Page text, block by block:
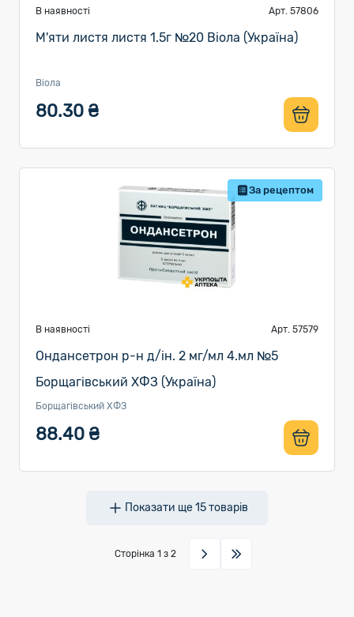
В наявності Арт. 57806
М'яти листя листя 1.5г №20 Віола (Україна)
Віола
80.30 ₴
За рецептом
В наявності Арт. 57579
Ондансетрон р-н д/ін. 2 мг/мл 4.мл №5
Борщагівський ХФЗ (Україна)
Борщагівський ХФЗ
88.40 ₴
Показати ще15товарів
Сторінка 1 з 2